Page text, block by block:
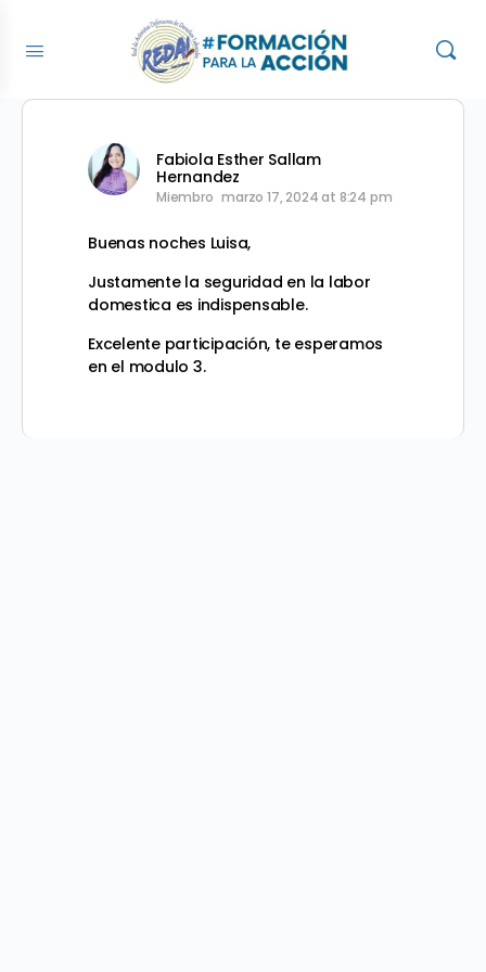
Fabiola Esther Sallam
Hernandez
Miembro marzo 17, 2024 at 8:24 pm
Buenas noches Luisa,
Justamente la seguridad en la labor
domestica es indispensable.
Excelente participación, te esperamos
en el modulo 3.